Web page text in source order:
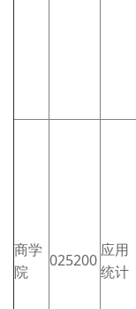
商学
院
025200
应用
统计